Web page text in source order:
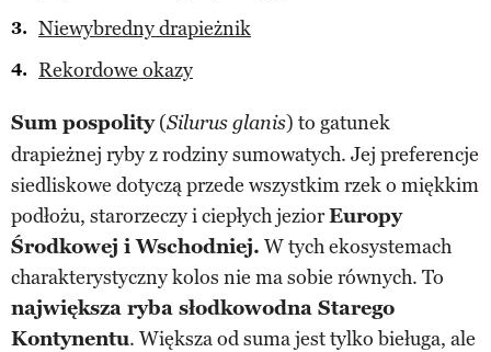
Niewybredny drapieżnik
Rekordowe okazy
Sum pospolity(Silurus glanis) to gatunek
drapieżnej ryby z rodziny sumowatych. Jej preferencje
siedliskowe dotyczą przede wszystkim rzek o miękkim
podłożu, starorzeczy i ciepłych jeziorEuropy
Środkowej i Wschodniej. W tych ekosystemach
charakterystyczny kolos nie ma sobie równych. To
największa ryba słodkowodna Starego
Kontynentu. Większa od suma jest tylko bieługa, ale